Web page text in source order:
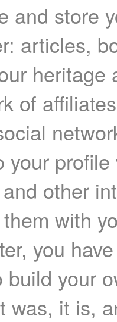
and store
articles,
heritage
of
your
other
with
you
build your
was, it is,